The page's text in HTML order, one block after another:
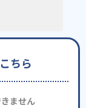
ちら
ません